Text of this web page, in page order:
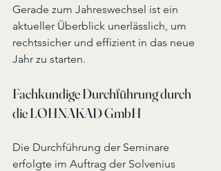
Gerade zum Jahreswechsel ist ein
aktueller Überblick unerlässlich, um
rechtssicher und effizient in das neue
Jahr zu starten.
Fachkundige Durchführung durch
die LOHNAKAD GmbH
Die Durchführung der Seminare
erfolgte im Auftrag der Solvenius